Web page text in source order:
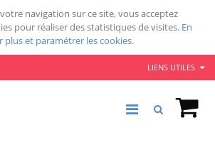
navigation sur ce site, vous acceptez
pour réaliser des statistiques de visites. En
plus et paramétrer les cookies.
LIENS UTILES